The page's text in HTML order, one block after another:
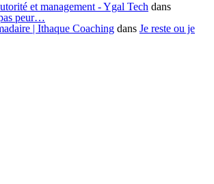
et management - Ygal Tech dans
peur…
| Ithaque Coaching dans Je reste ou je